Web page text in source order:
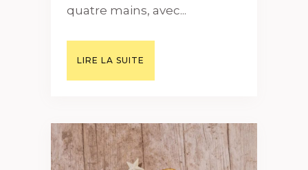
quatre mains, avec...
LIRE LA SUITE